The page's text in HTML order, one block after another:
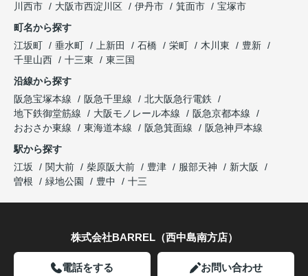
川西市
大阪市西淀川区 伊丹市 箕面市
宝塚市
町名から探す
江坂町
垂水町 上新田 石橋 栄町 木川東
豊新
千里山西
十三東
東三国
沿線から探す
阪急宝塚本線
阪急千里線
北大阪急行電鉄
地下鉄御堂筋線
大阪モノレール本線
阪急京都本線
おおさか東線
東海道本線 阪急箕面線
阪急神戸本線
駅から探す
江坂
関大前 柴原阪大前 豊津 服部天神
新大阪
曽根
緑地公園 豊中 十三
株式会社BARREL（西中島南方店）
電話をする お問い合わせ